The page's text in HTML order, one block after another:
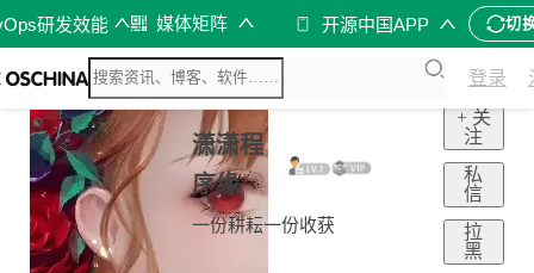
研发效能 媒体矩阵 开源中国APP 切
登录
潇潇程
序缘
一份耕耘一份收获
+ 关
注
私
信
拉
黑